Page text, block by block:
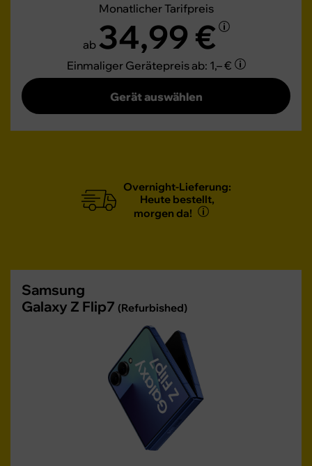
Monatlicher Tarifpreis
ab 34,99 €
Einmaliger Gerätepreisab: 1,– €
Gerät auswählen
Overnight-Lieferung:
Heute bestellt,
morgen da!
Samsung
Galaxy Z Flip7 (Refurbished)